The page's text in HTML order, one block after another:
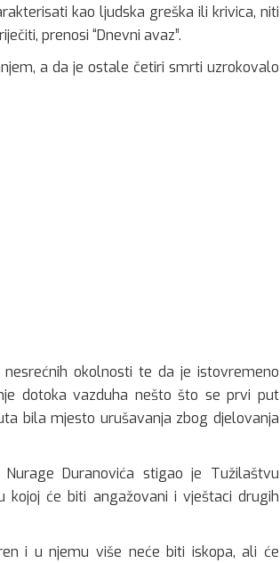
kao ljudska greška ili krivica, niti
prenosi “Dnevni avaz”.
a da je ostale četiri smrti uzrokovalo
okolnosti te da je istovremeno
dotoka vazduha nešto što se prvi put
bila mjesto urušavanja zbog djelovanja
Duranovića stigao je Tužilaštvu
kojoj će biti angažovani i vještaci drugih
i u njemu više neće biti iskopa, ali će